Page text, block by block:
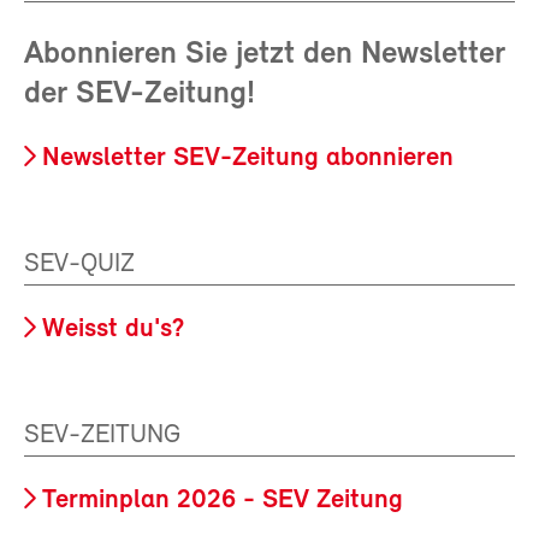
Abonnieren Sie jetzt den Newsletter
der SEV-Zeitung!
Newsletter SEV-Zeitung abonnieren
SEV-QUIZ
Weisst du's?
SEV-ZEITUNG
Terminplan 2026 - SEV Zeitung